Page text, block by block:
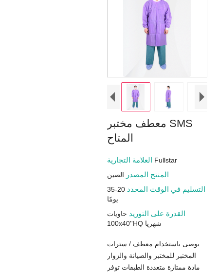
معطف مختبر SMS
المتاح
Fullstar
المنتج المصدر الصين
التسليم في الوقت المحدد
20-35
يومًا
القدرة على التوريد حاويات
100x40''HQ شهريا
يوصى باستخدام معطف / ​​سترات
المختبر للمختبر والصيانة والزوار
مادة ممتازة متعددة الطبقات توفر